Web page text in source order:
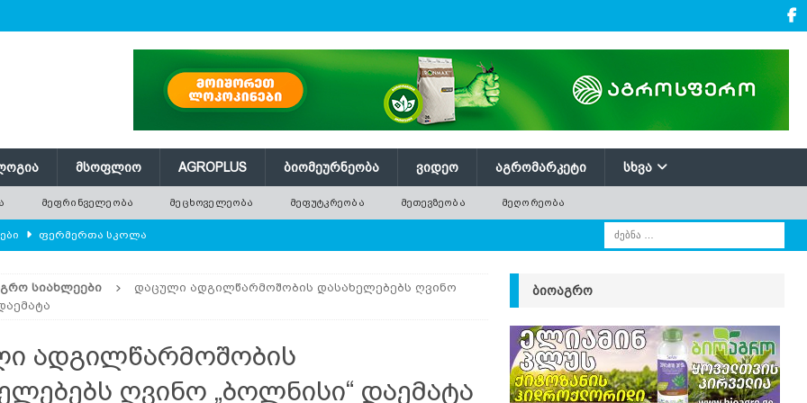
ᲛᲡᲝᲤᲚᲘᲝ AGROPLUS ᲑᲘᲝᲛᲔᲣᲠᲜᲔᲝᲑᲐ ᲕᲘᲓᲔᲝ ᲐᲒᲠᲝᲛᲐᲠᲙᲔᲢᲘ ᲡᲮᲕᲐ
ᲛᲔᲤᲠᲘᲜᲕᲔᲚᲔᲝᲑᲐ ᲛᲔᲪᲮᲝᲕᲔᲚᲔᲝᲑᲐ ᲛᲔᲤᲣᲢᲙᲠᲔᲝᲑᲐ ᲛᲔᲗᲔᲕᲖᲔᲝᲑᲐ ᲛᲔᲦᲝᲠᲔᲝᲑᲐ
ᲤᲔᲠᲛᲔᲠᲗᲐ ᲡᲙᲝᲚᲐ
გამხმარ ხეებს? AGROPLUS
და პროდუქტიულობა
შემცირებას პროგნოზირებენ ᲐᲒᲠᲝ ᲡᲘᲐᲮᲚᲔᲔᲑᲘ
ᲡᲘᲐᲮᲚᲔᲔᲑᲘ
დაცული ადგილწარმოშობის დასახელებებს ღვინო
ადგილწარმოშობის
ღვინო „ბოლნისი“ დაემატა
ᲑᲘᲝᲐᲒᲠᲝ